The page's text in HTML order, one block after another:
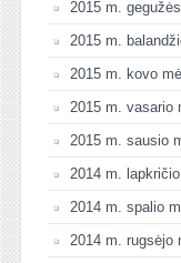
2015 m.
2015 m.
2015 m. kovo
2015 m. vasario
2015 m. sausio
2014 m. lapkričio
2014 m. spalio
2014 m. rugsėjo